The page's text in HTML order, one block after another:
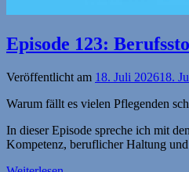
Episode 123:
Veröffentlicht am 18. Juli 202618.
Warum fällt es vielen Pflegenden
In dieser Episode spreche ich mit
Kompetenz, beruflicher Haltung